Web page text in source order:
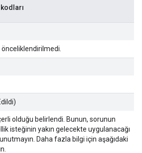
olduğu belirlendi. Bunun, sorunun
isteğinin yakın gelecekte uygulanacağı
Daha fazla bilgi için aşağıdaki